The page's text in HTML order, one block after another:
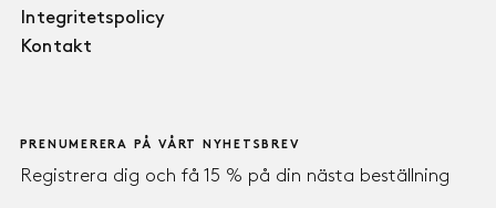
Integritetspolicy
Kontakt
PRENUMERERA PÅ VÅRT NYHETSBREV
Registrera dig och få 15 % på din nästa beställning